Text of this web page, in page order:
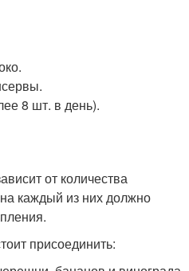
8 шт. в день).
от количества
каждый из них должно
присоединить: